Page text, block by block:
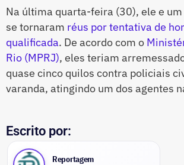
Na última quarta-feira (30), ele e
se tornaram réus por tentativa de
qualificada. De acordo com o
Rio (MPRJ), eles teriam
quase cinco quilos contra policiais
varanda, atingindo um dos agentes
Escrito por:
Reportagem